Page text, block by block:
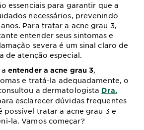
essenciais para garantir que a
necessários, prevenindo
Para tratar a acne grau 3,
entender seus sintomas e
severa é um sinal claro de
de atenção especial.
entender a acne grau 3,
e tratá-la adequadamente, o
a dermatologista Dra.
esclarecer dúvidas frequentes
possível tratar a acne grau 3 e
la. Vamos começar?